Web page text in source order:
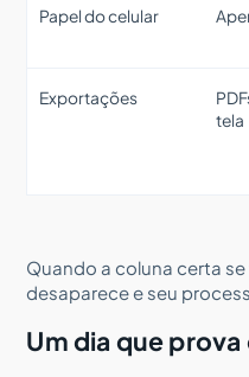
Papel do celular
Exportações
tela
Quando a coluna certa
desaparece e seu
Um dia que